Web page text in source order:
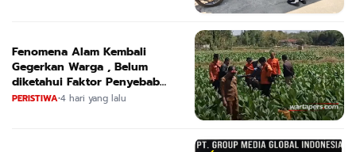
Fenomena Alam Kembali
Gegerkan Warga , Belum
diketahui Faktor Penyebab
Suara
PERISTIWA•4 hari yang lalu